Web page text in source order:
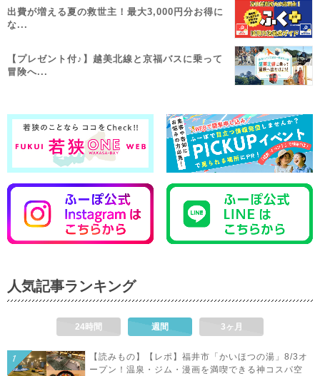
出費が増える夏の救世主！最大3,000円分お得に
な...
【プレゼント付♪】越美北線と京福バスに乗って
冒険へ...
人気記事ランキング
24時間 週間 3ヶ月
【読みもの】【レポ】福井市「かいほつの湯」8/3オ
ープン！温泉・ジム・漫画を満喫できる神コスパ空